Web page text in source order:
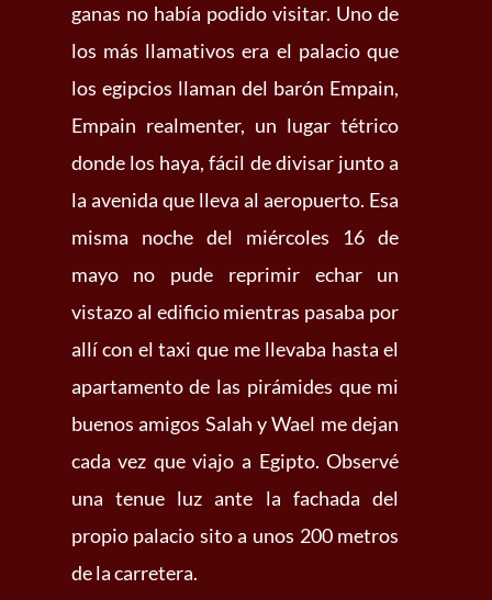
ganas no había podido visitar. Uno de
los más llamativos era el palacio que
los egipcios llaman del barón Empain,
Empain realmenter, un lugar tétrico
donde los haya, fácil de divisar junto a
la avenida que lleva al aeropuerto. Esa
misma noche del miércoles 16 de
mayo no pude reprimir echar un
vistazo al edificio mientras pasaba por
allí con el taxi que me llevaba hasta el
apartamento de las pirámides que mi
buenos amigos Salah y Wael me dejan
cada vez que viajo a Egipto. Observé
una tenue luz ante la fachada del
propio palacio sito a unos 200 metros
de la carretera.